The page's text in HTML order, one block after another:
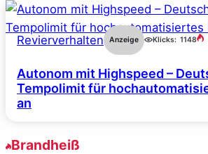
Revierverhalten Anzeige Klicks: 1148
Autonom mit Highspeed –
Tempolimit für
an
Brandheiß